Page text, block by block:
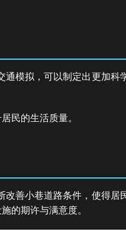
模拟，可以制定出更加科
民的生活质量。
善小巷道路条件，使得居
的期许与满意度。